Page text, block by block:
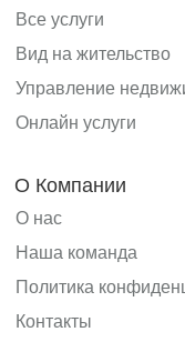
Все услуги
Вид на жительство
Управление
Онлайн услуги
О Компании
О нас
Наша команда
Политика
Контакты